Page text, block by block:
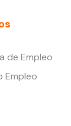
de Empleo
Empleo